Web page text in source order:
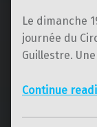
Le dimanche
journée du
Guillestre.
Continue